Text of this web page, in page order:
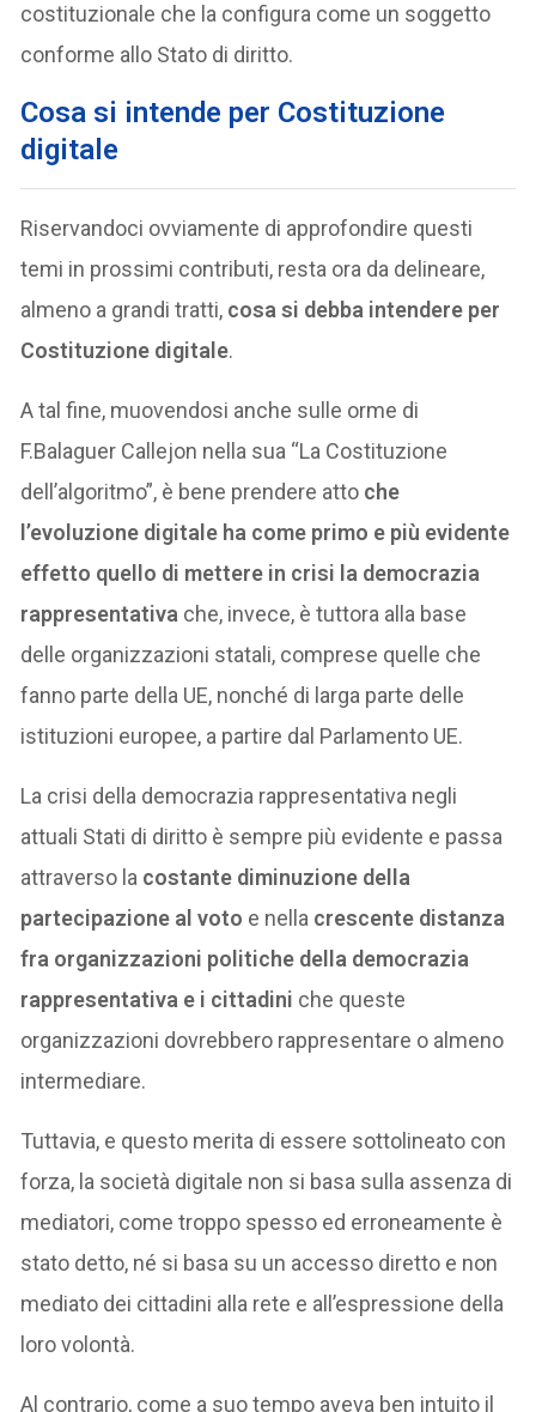
costituzionale che la configura come un soggetto
conforme allo Stato di diritto.
Cosa si intende per Costituzione
digitale
Riservandoci ovviamente di approfondire questi
temi in prossimi contributi, resta ora da delineare,
almeno a grandi tratti, cosa si debba intendere per
Costituzione digitale.
A tal fine, muovendosi anche sulle orme di
F.Balaguer Callejon nella sua “La Costituzione
dell’algoritmo”, è bene prendere atto che
l’evoluzione digitale ha come primo e più evidente
effetto quello di mettere in crisi la democrazia
rappresentativa che, invece, è tuttora alla base
delle organizzazioni statali, comprese quelle che
fanno parte della UE, nonché di larga parte delle
istituzioni europee, a partire dal Parlamento UE.
La crisi della democrazia rappresentativa negli
attuali Stati di diritto è sempre più evidente e passa
attraverso la costante diminuzione della
partecipazione al voto e nella crescente distanza
fra organizzazioni politiche della democrazia
rappresentativa e i cittadini che queste
organizzazioni dovrebbero rappresentare o almeno
intermediare.
Tuttavia, e questo merita di essere sottolineato con
forza, la società digitale non si basa sulla assenza di
mediatori, come troppo spesso ed erroneamente è
stato detto, né si basa su un accesso diretto e non
mediato dei cittadini alla rete e all’espressione della
loro volontà.
Al contrario, come a suo tempo aveva ben intuito il